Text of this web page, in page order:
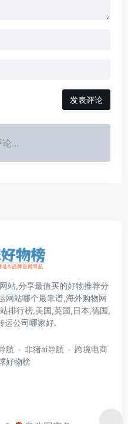
发表评论
...
站,分享最值买的好物推荐分
网站哪个最靠谱,海外购物网
排行榜,美国,英国,日本,德国,
运公司哪家好.
航 非猪ai导航
跨境电商
好物榜